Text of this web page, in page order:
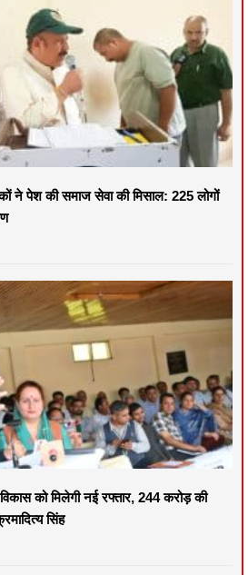
ने पेश की समाज सेवा की मिसाल: 225 लोगों
को मिलेगी नई रफ्तार, 244 करोड़ की
सिंह